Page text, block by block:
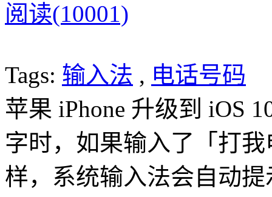
阅读(10001)
Tags: 输入法 , 电话号码
苹果 iPhone 升级到 iOS
字时，如果输入了「打
样，系统输入法会自动